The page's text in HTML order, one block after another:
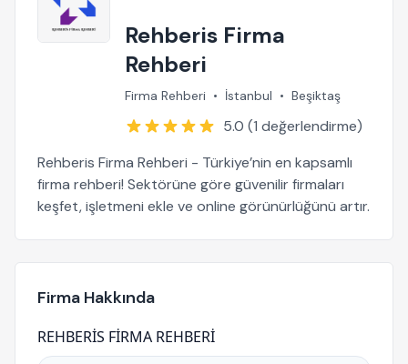
Rehberis Firma
Rehberi
Firma Rehberi • İstanbul • Beşiktaş
5.0 (1 değerlendirme)
Rehberis Firma Rehberi - Türkiye’nin en kapsamlı
firma rehberi! Sektörüne göre güvenilir firmaları
keşfet, işletmeni ekle ve online görünürlüğünü artır.
Firma Hakkında
REHBERİS FİRMA REHBERİ